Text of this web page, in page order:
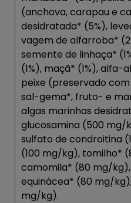
(anchova, carapau e
desidratada* (5%),
vagem de alfarroba*
semente de linhaça*
(1%), maçã* (1%),
peixe (preservado
sal-gema*, fruto- e
algas marinhas
glucosamina (500 mg/
sulfato de condroitina
(100 mg/kg), tomilho*
camomila* (80 mg/
equinácea* (80 mg/
mg/kg).